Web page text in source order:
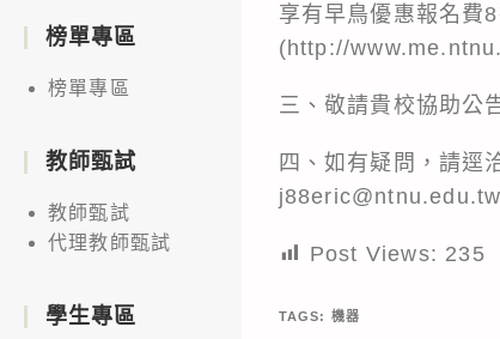
享有早鳥優惠報名費
(http://
三、敬請貴校協助公
四、如有疑問，請逕
j88eric@ntnu.edu.tw
Post Views: 235
TAGS: 機器
榜單專區
榜單專區
教師甄試
教師甄試
代理教師甄試
學生專區